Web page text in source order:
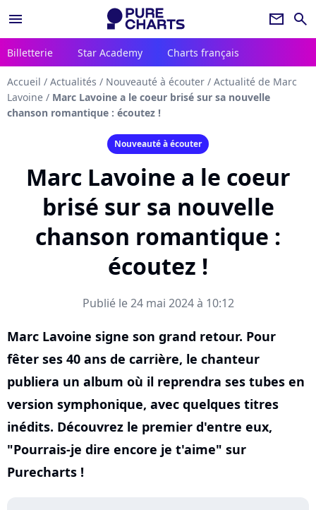
menu newsletter search
Billetterie Star Academy Charts français
Accueil / Actualités / Nouveauté à écouter / Actualité de Marc
Lavoine / Marc Lavoine a le coeur brisé sur sa nouvelle
chanson romantique : écoutez !
Nouveauté à écouter
Marc Lavoine a le coeur
brisé sur sa nouvelle
chanson romantique :
écoutez !
Publié le 24 mai 2024 à 10:12
Marc Lavoine signe son grand retour. Pour
fêter ses 40 ans de carrière, le chanteur
publiera un album où il reprendra ses tubes en
version symphonique, avec quelques titres
inédits. Découvrez le premier d'entre eux,
"Pourrais-je dire encore je t'aime" sur
Purecharts !